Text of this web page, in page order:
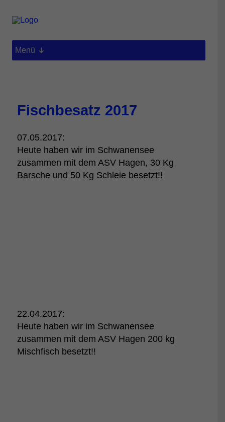
Menü
Fischbesatz 2017
07.05.2017:
Heute haben wir im Schwanensee
zusammen mit dem ASV Hagen, 30 Kg
Barsche und 50 Kg Schleie besetzt!!
22.04.2017:
Heute haben wir im Schwanensee
zusammen mit dem ASV Hagen 200 kg
Mischfisch besetzt!!